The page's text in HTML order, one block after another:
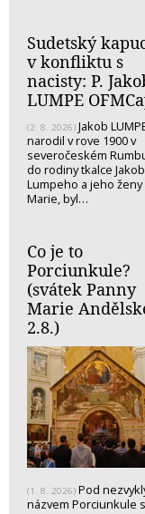
Sudetský
v konfliktu s
nacisty: P.
LUMPE
(2. 8. 2026) Jakob
narodil v rove 1900 v
severočeském
do rodiny tkalce
Lumpeho a jeho ženy
Marie, byl…
Co je to
Porciunkule?
(svátek Panny
Marie
2.8.)
(1. 8. 2026) Pod
názvem Porciunkule